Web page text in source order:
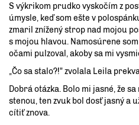
S výkrikom prudko vyskočím z
úmysle, keď som ešte v
zmaril znížený strop nad mojou
s mojou hlavou. Namosúrene
očami pulzoval, akoby sa mi
„Čo sa stalo?!" zvolala Leila
Dobrá otázka. Bolo mi jasné, že
stenou, ten zvuk bol dosť jasný a
cítiť znova.